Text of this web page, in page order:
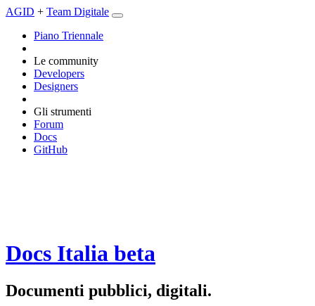
AGID + Team Digitale
Piano Triennale
Le community
Developers
Designers
Gli strumenti
Forum
Docs
GitHub
Docs Italia beta
Documenti pubblici, digitali.